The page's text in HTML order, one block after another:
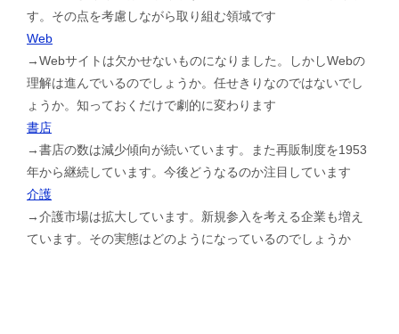
す。その点を考慮しながら取り組む領域です
Web
→Webサイトは欠かせないものになりました。しかしWebの
理解は進んでいるのでしょうか。任せきりなのではないでし
ょうか。知っておくだけで劇的に変わります
書店
→書店の数は減少傾向が続いています。また再販制度を1953
年から継続しています。今後どうなるのか注目しています
介護
→介護市場は拡大しています。新規参入を考える企業も増え
ています。その実態はどのようになっているのでしょうか